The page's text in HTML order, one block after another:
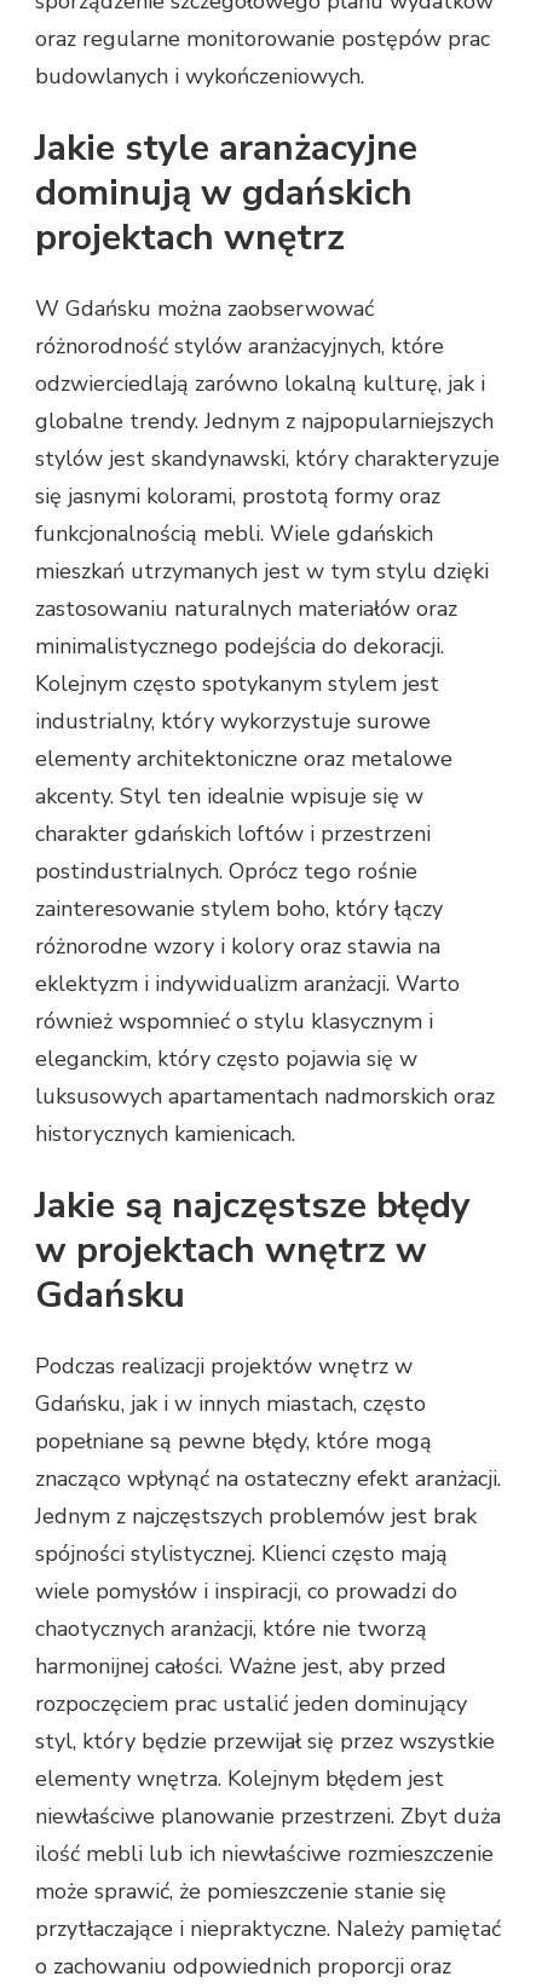
oraz regularne monitorowanie postępów prac
budowlanych i wykończeniowych.
Jakie style aranżacyjne
dominują w gdańskich
projektach wnętrz
W Gdańsku można zaobserwować
różnorodność stylów aranżacyjnych, które
odzwierciedlają zarówno lokalną kulturę, jak i
globalne trendy. Jednym z najpopularniejszych
stylów jest skandynawski, który charakteryzuje
się jasnymi kolorami, prostotą formy oraz
funkcjonalnością mebli. Wiele gdańskich
mieszkań utrzymanych jest w tym stylu dzięki
zastosowaniu naturalnych materiałów oraz
minimalistycznego podejścia do dekoracji.
Kolejnym często spotykanym stylem jest
industrialny, który wykorzystuje surowe
elementy architektoniczne oraz metalowe
akcenty. Styl ten idealnie wpisuje się w
charakter gdańskich loftów i przestrzeni
postindustrialnych. Oprócz tego rośnie
zainteresowanie stylem boho, który łączy
różnorodne wzory i kolory oraz stawia na
eklektyzm i indywidualizm aranżacji. Warto
również wspomnieć o stylu klasycznym i
eleganckim, który często pojawia się w
luksusowych apartamentach nadmorskich oraz
historycznych kamienicach.
Jakie są najczęstsze błędy
w projektach wnętrz w
Gdańsku
Podczas realizacji projektów wnętrz w
Gdańsku, jak i w innych miastach, często
popełniane są pewne błędy, które mogą
znacząco wpłynąć na ostateczny efekt aranżacji.
Jednym z najczęstszych problemów jest brak
spójności stylistycznej. Klienci często mają
wiele pomysłów i inspiracji, co prowadzi do
chaotycznych aranżacji, które nie tworzą
harmonijnej całości. Ważne jest, aby przed
rozpoczęciem prac ustalić jeden dominujący
styl, który będzie przewijał się przez wszystkie
elementy wnętrza. Kolejnym błędem jest
niewłaściwe planowanie przestrzeni. Zbyt duża
ilość mebli lub ich niewłaściwe rozmieszczenie
może sprawić, że pomieszczenie stanie się
przytłaczające i niepraktyczne. Należy pamiętać
o zachowaniu odpowiednich proporcji oraz